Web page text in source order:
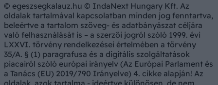
© egeszsegkalauz.hu © IndaNext Hungary Kft. Az
oldalak tartalmával kapcsolatban minden jog fenntartva,
beleértve a tartalom szöveg- és adatbányászat céljára
való felhasználását is – a szerzői jogról szóló 1999. évi
LXXVI. törvény rendelkezései értelmében a törvény
35/A. § (1) paragrafusa és a digitális szolgáltatások
piacairól szóló európai irányelv (Az Európai Parlament és
a Tanács (EU) 2019/790 Irányelve) 4. cikke alapján! Az
oldalak, azok tartalma - ideértve különösen, de nem